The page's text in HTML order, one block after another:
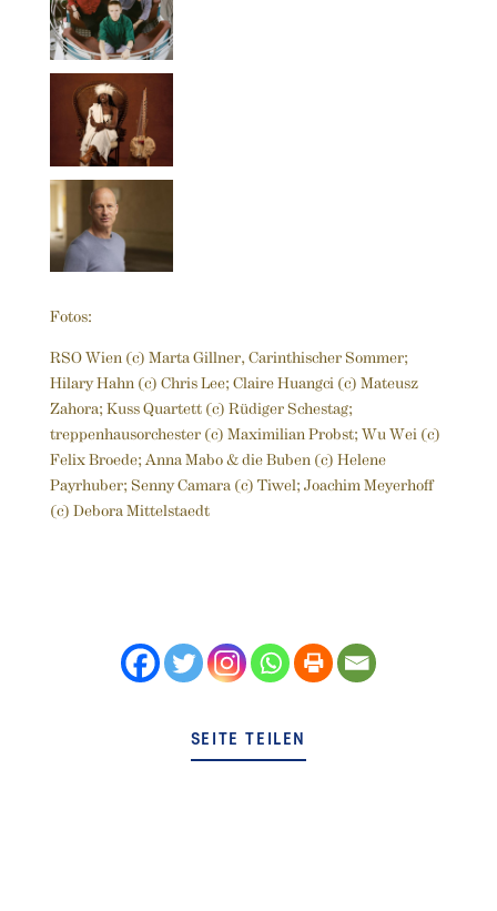
Fotos:
RSO Wien (c) Marta Gillner, Carinthischer Sommer;
Hilary Hahn (c) Chris Lee; Claire Huangci (c) Mateusz
Zahora; Kuss Quartett (c) Rüdiger Schestag;
treppenhausorchester (c) Maximilian Probst; Wu Wei (c)
Felix Broede; Anna Mabo & die Buben (c) Helene
Payrhuber; Senny Camara (c) Tiwel; Joachim Meyerhoff
(c) Debora Mittelstaedt
SEITE TEILEN